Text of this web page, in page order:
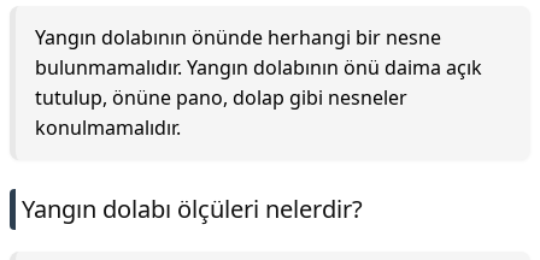
Yangın dolabının önünde herhangi bir nesne
bulunmamalıdır. Yangın dolabının önü daima açık
tutulup, önüne pano, dolap gibi nesneler
konulmamalıdır.
Yangın dolabı ölçüleri nelerdir?